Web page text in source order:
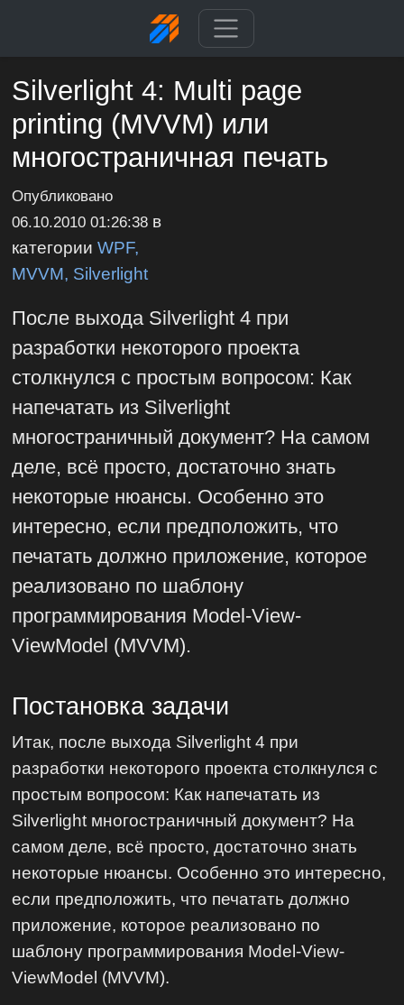
Silverlight 4: Multi page
printing (MVVM) или
многостраничная печать
Опубликовано
06.10.2010 01:26:38 в
категорииWPF,
MVVM, Silverlight
После выхода Silverlight 4 при
разработки некоторого проекта
столкнулся с простым вопросом: Как
напечатать из Silverlight
многостраничный документ? На самом
деле, всё просто, достаточно знать
некоторые нюансы. Особенно это
интересно, если предположить, что
печатать должно приложение, которое
реализовано по шаблону
программирования Model-View-
ViewModel (MVVM).
Постановка задачи
Итак, после выхода Silverlight 4 при
разработки некоторого проекта столкнулся с
простым вопросом: Как напечатать из
Silverlight многостраничный документ? На
самом деле, всё просто, достаточно знать
некоторые нюансы. Особенно это интересно,
если предположить, что печатать должно
приложение, которое реализовано по
шаблону программирования Model-View-
ViewModel (MVVM).